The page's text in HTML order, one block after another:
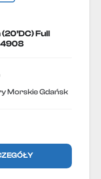
Full
Morskie Gdańsk